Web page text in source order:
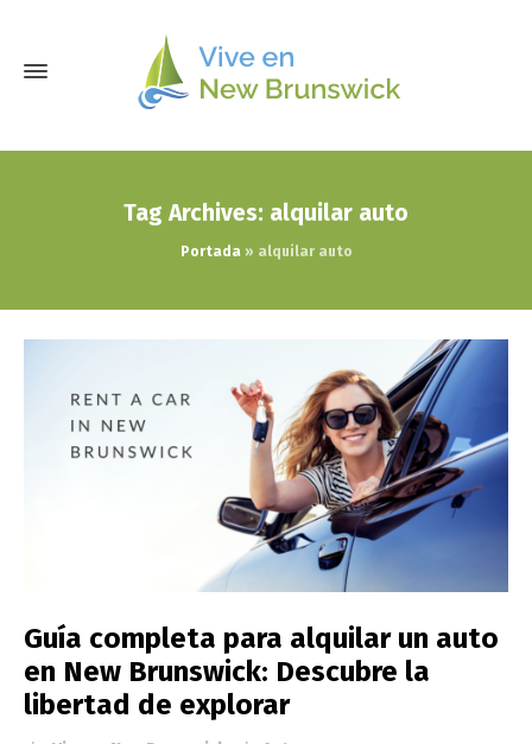
Tag Archives: alquilar auto
Portada» alquilar auto
Guía completa para alquilar un auto
en New Brunswick: Descubre la
libertad de explorar